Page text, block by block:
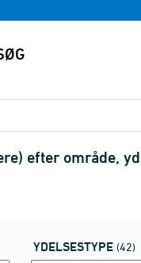
efter område,
YDELSESTYPE (42)